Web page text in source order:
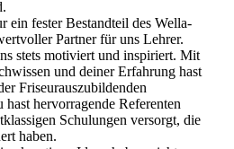
ein fester Bestandteil des Wella-
Partner für uns Lehrer.
stets motiviert und inspiriert. Mit
und deiner Erfahrung hast
Friseurauszubildenden
hervorragende Referenten
Schulungen versorgt, die
haben.